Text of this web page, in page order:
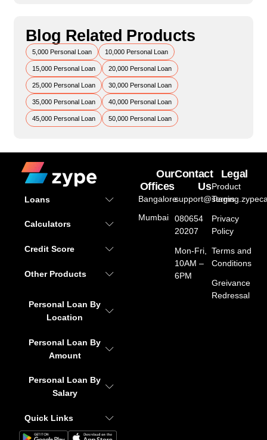
Blog Related Products
5,000 Personal Loan 10,000 Personal Loan
15,000 Personal Loan 20,000 Personal Loan
25,000 Personal Loan 30,000 Personal Loan
35,000 Personal Loan 40,000 Personal Loan
45,000 Personal Loan 50,000 Personal Loan
Loans
Calculators
Credit Score
Other Products
Personal Loan By
Location
Personal Loan By
Amount
Personal Loan By
Salary
Quick Links
Our
Offices
Bangalore
Mumbai
Contact
Us
080654
20207
Mon-Fri,
10AM –
6PM
Legal
Product
Terms
Privacy
Policy
Terms and
Conditions
Greivance
Redressal